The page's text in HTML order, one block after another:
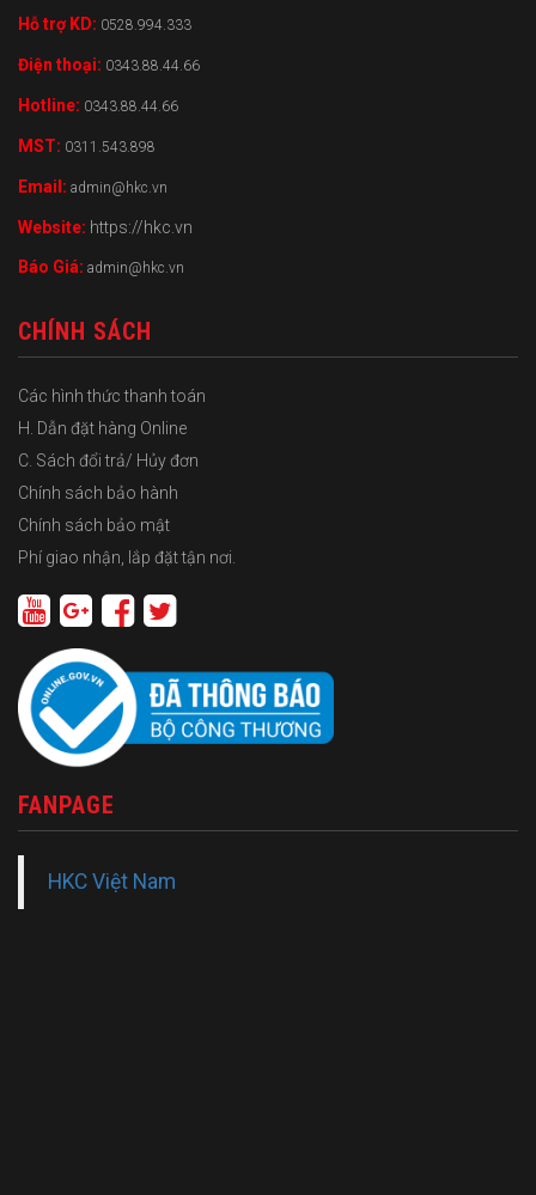
Hỗ trợ KD: 0528.994.333
Điện thoại: 0343.88.44.66
Hotline: 0343.88.44.66
MST: 0311.543.898
Email: admin@hkc.vn
Website: https://hkc.vn
Báo Giá: admin@hkc.vn
CHÍNH SÁCH
Các hình thức thanh toán
H. Dẫn đặt hàng Online
C. Sách đổi trả/ Hủy đơn
Chính sách bảo hành
Chính sách bảo mật
Phí giao nhận, lắp đặt tận nơi.
FANPAGE
HKC Việt Nam